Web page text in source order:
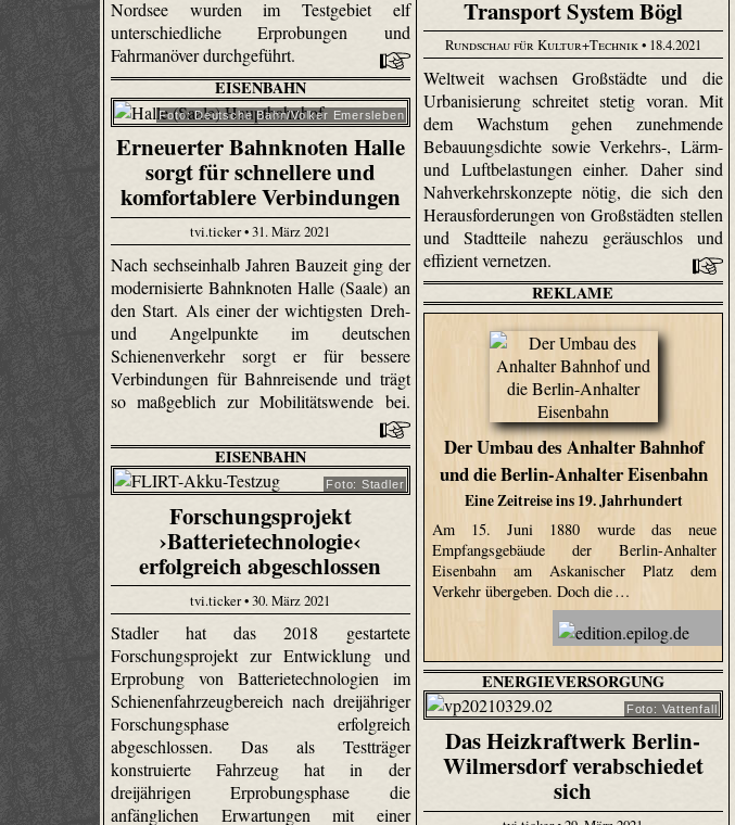
Nordsee wurden im Testgebiet elf
unterschiedliche Erprobungen und
Fahrmanöver durchgeführt.
Transport System Bögl
Rundschau für Kultur+Technik• 18.4.2021
Weltweit wachsen Großstädte und die
Urbanisierung schreitet stetig voran. Mit
dem Wachstum gehen zunehmende
Bebauungsdichte sowie Verkehrs-, Lärm-
und Luftbelastungen einher. Daher sind
Nahverkehrskonzepte nötig, die sich den
Herausforderungen von Großstädten stellen
und Stadtteile nahezu geräuschlos und
effizient vernetzen.
EISENBAHN
Foto: Deutsche Bahn/Volker Emersleben
Erneuerter Bahnknoten Halle
sorgt für schnellere und
komfortablere Verbindungen
tvi.ticker • 31. März 2021
Nach sechseinhalb Jahren Bauzeit ging der
modernisierte Bahnknoten Halle (Saale) an
den Start. Als einer der wichtigsten Dreh-
und Angelpunkte im deutschen
Schienenverkehr sorgt er für bessere
Verbindungen für Bahnreisende und trägt
so maßgeblich zur Mobilitätswende bei.
REKLAME
Der Umbau des Anhalter Bahnhof
und die Berlin-Anhalter Eisenbahn
Eine Zeitreise ins 19. Jahrhundert
Am 15. Juni 1880 wurde das neue
Empfangsgebäude der Berlin-Anhalter
Eisenbahn am Askanischer Platz dem
Verkehr übergeben. Doch die …
ENERGIEVERSORGUNG
Foto: Vattenfall
Das Heizkraftwerk Berlin-
Wilmersdorf verabschiedet
sich
EISENBAHN
Foto: Stadler
Forschungsprojekt
›Batterietechnologie‹
erfolgreich abgeschlossen
tvi.ticker • 30. März 2021
Stadler hat das 2018 gestartete
Forschungsprojekt zur Entwicklung und
Erprobung von Batterietechnologien im
Schienenfahrzeugbereich nach dreijähriger
Forschungsphase erfolgreich
abgeschlossen. Das als Testträger
konstruierte Fahrzeug hat in der
dreijährigen Erprobungsphase die
anfänglichen Erwartungen mit einer